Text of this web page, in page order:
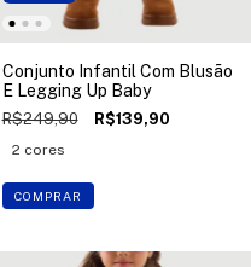
Conjunto Infantil Com Blusão
E Legging Up Baby
R$249,90 R$139,90
2 cores
COMPRAR